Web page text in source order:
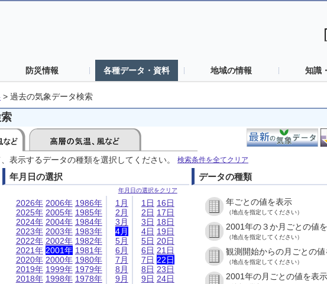
防災情報 各種データ・資料 地域の情報 知識
> 過去の気象データ検索
表示するデータの種類を選択してください。 検索条件を全てクリア
年月日の選択
年月日の選択をクリア
2026年
2025年
2024年
2023年
2022年
2021年
2020年
2019年
2018年
2006年
2005年
2004年
2003年
2002年
2001年
2000年
1999年
1998年
1986年
1985年
1984年
1983年
1982年
1981年
1980年
1979年
1978年
1月
2月
3月
4月
5月
6月
7月
8月
9月
1日
2日
3日
4日
5日
6日
7日
8日
9日
16日
17日
18日
19日
20日
21日
22日
23日
24日
データの種類
年ごとの値を表示
（地点を指定してください）
2001年の３か月ごとの値
（地点を指定してください）
観測開始からの月ごとの
（地点を指定してください）
2001年の月ごとの値を表示